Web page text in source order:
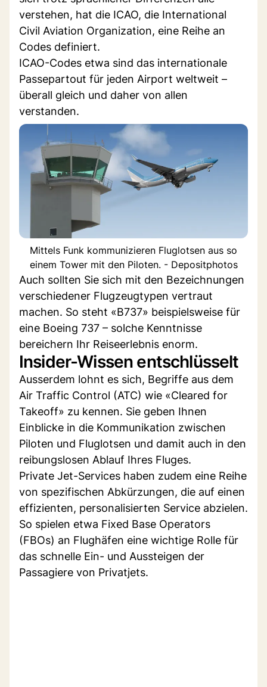
verstehen, hat die ICAO, die International
Civil Aviation Organization, eine Reihe an
Codes definiert.
ICAO-Codes etwa sind das internationale
Passepartout für jeden Airport weltweit –
überall gleich und daher von allen
verstanden.
Mittels Funk kommunizieren Fluglotsen aus so
einem Tower mit den Piloten. - Depositphotos
Auch sollten Sie sich mit den Bezeichnungen
verschiedener Flugzeugtypen vertraut
machen. So steht «B737» beispielsweise für
eine Boeing 737 – solche Kenntnisse
bereichern Ihr Reiseerlebnis enorm.
Insider-Wissen entschlüsselt
Ausserdem lohnt es sich, Begriffe aus dem
Air Traffic Control (ATC) wie «Cleared for
Takeoff» zu kennen. Sie geben Ihnen
Einblicke in die Kommunikation zwischen
Piloten und Fluglotsen und damit auch in den
reibungslosen Ablauf Ihres Fluges.
Private Jet-Services haben zudem eine Reihe
von spezifischen Abkürzungen, die auf einen
effizienten, personalisierten Service abzielen.
So spielen etwa Fixed Base Operators
(FBOs) an Flughäfen eine wichtige Rolle für
das schnelle Ein- und Aussteigen der
Passagiere von Privatjets.